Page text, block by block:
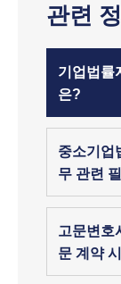
관련
기업법률
은?
중소기업
무 관련
고문변호
문 계약